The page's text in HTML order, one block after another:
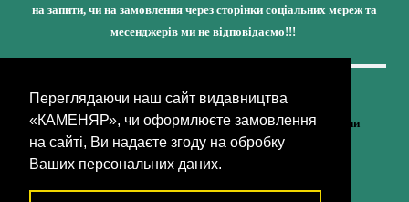
Переглядаючи наш сайт видавництва
«КАМЕНЯР», чи оформлюєте замовлення
на сайті, Ви надаєте згоду на обробку
Ваших персональних даних.
на запити, чи на замовлення через сторінки соціальних мереж та
месенджерів ми не відповідаємо!!!
Кожне наше видання - це внесок у спротив,
у збереження ідентичності та неминучу перемогу України
(видавництво «КАМЕНЯР»)